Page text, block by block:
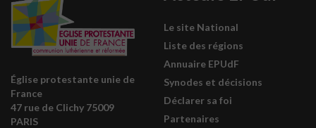
Église protestante unie de
France
47 rue de Clichy 75009
PARIS
Le site National
Liste des régions
Annuaire EPUdF
Synodes et décisions
Déclarer sa foi
Partenaires